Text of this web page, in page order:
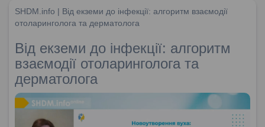
SHDM.info | Від екземи до інфекції: алгоритм взаємодії
отоларинголога та дерматолога
Від екземи до інфекції: алгоритм
взаємодії отоларинголога та
дерматолога